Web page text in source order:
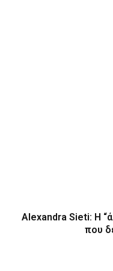
Alexandra Sieti: Η
που